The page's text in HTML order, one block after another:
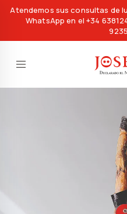
Atendemos sus consultas de
WhatsApp en el +34